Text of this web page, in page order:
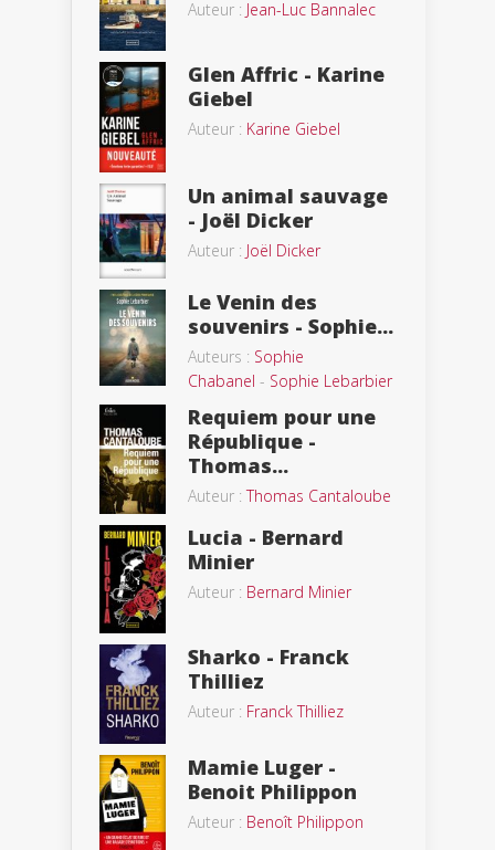
Auteur : Jean-Luc Bannalec
Glen Affric - Karine
Giebel
Auteur : Karine Giebel
Un animal sauvage
- Joël Dicker
Auteur : Joël Dicker
Le Venin des
souvenirs - Sophie...
Auteurs : Sophie
Chabanel - Sophie Lebarbier
Requiem pour une
République -
Thomas...
Auteur :Thomas Cantaloube
Lucia - Bernard
Minier
Auteur : Bernard Minier
Sharko - Franck
Thilliez
Auteur : Franck Thilliez
Mamie Luger -
Benoit Philippon
Auteur : Benoît Philippon